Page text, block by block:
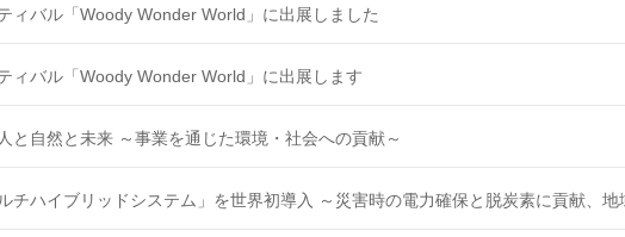
ィバル「Woody Wonder World」に出展しました
ィバル「Woody Wonder World」に出展します
と自然と未来 ～事業を通じた環境・社会への貢献～
チハイブリッドシステム」を世界初導入 ～災害時の電力確保と脱炭素に貢献、地